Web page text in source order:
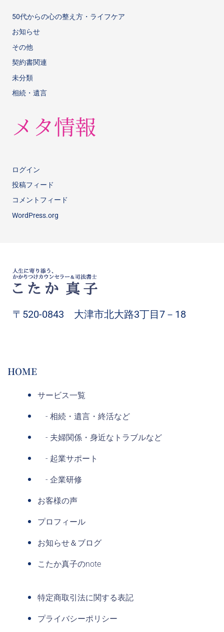
50代からの心の整え方・ライフケア
お知らせ
その他
契約書関連
未分類
相続・遺言
メタ情報
ログイン
投稿フィード
コメントフィード
WordPress.org
〒520-0843 大津市北大路3丁目7－18
HOME
サービス一覧
- 相続・遺言・終活など
- 夫婦関係・身近なトラブルなど
- 起業サポート
- 企業研修
お客様の声
プロフィール
お知らせ＆ブログ
こたか真子のnote
特定商取引法に関する表記
プライバシーポリシー